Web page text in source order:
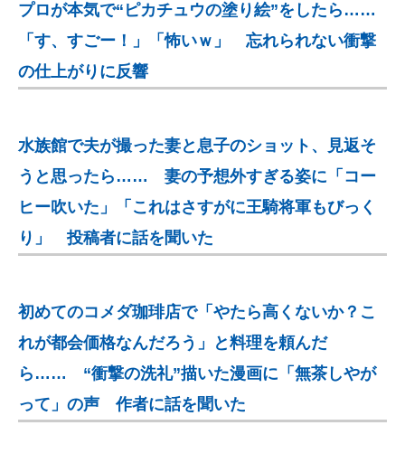
プロが本気で“ピカチュウの塗り絵”をしたら……
「す、すごー！」「怖いｗ」 忘れられない衝撃
の仕上がりに反響
水族館で夫が撮った妻と息子のショット、見返そ
うと思ったら…… 妻の予想外すぎる姿に「コー
ヒー吹いた」「これはさすがに王騎将軍もびっく
り」 投稿者に話を聞いた
初めてのコメダ珈琲店で「やたら高くないか？こ
れが都会価格なんだろう」と料理を頼んだ
ら…… “衝撃の洗礼”描いた漫画に「無茶しやが
って」の声 作者に話を聞いた